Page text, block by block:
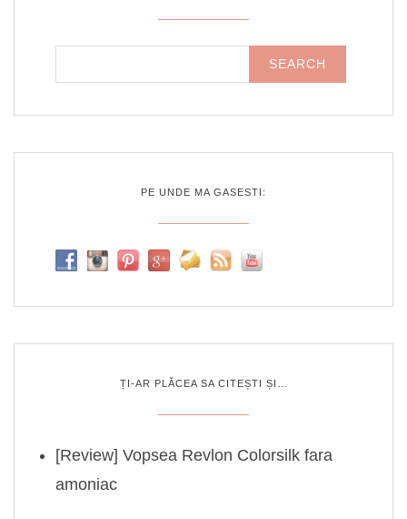
PE UNDE MA GASESTI:
ȚI-AR PLĂCEA SA CITEȘTI ȘI…
[Review] Vopsea Revlon Colorsilk fara
amoniac